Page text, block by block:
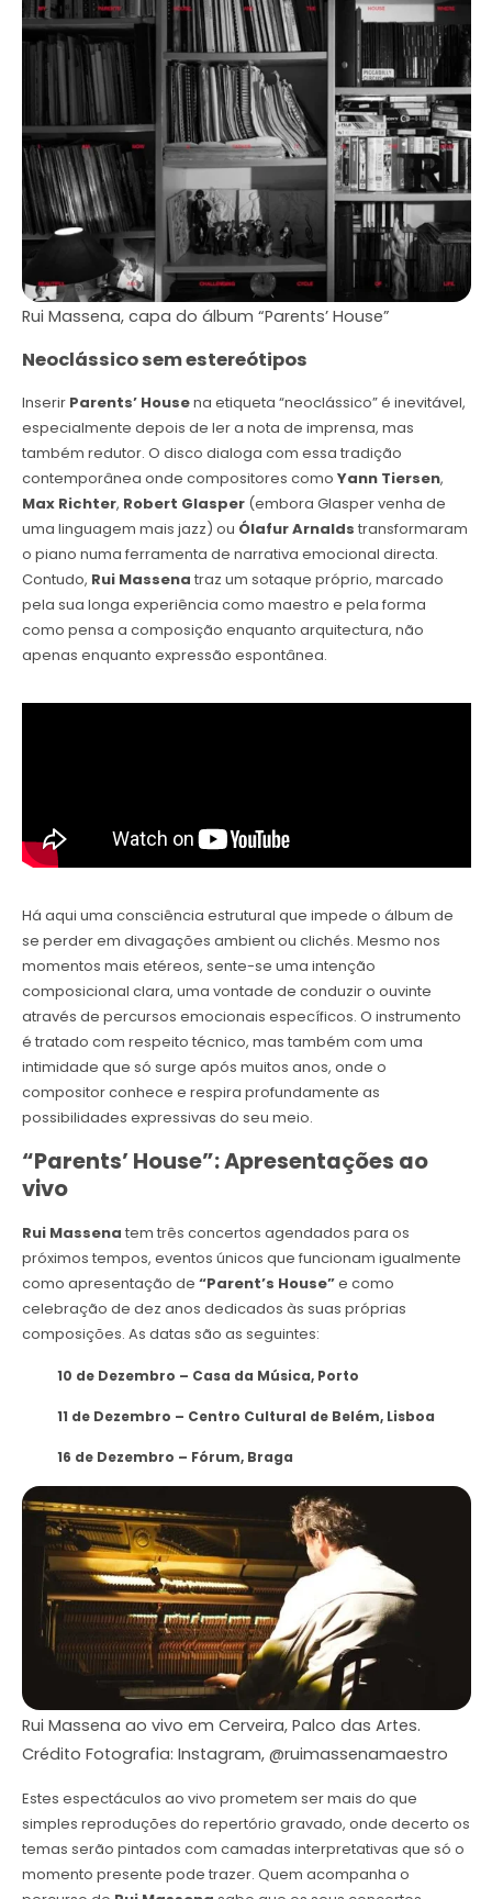
Rui Massena, capa do álbum “Parents’ House”
Neoclássico sem estereótipos
Inserir Parents’ Housena etiqueta “neoclássico” é inevitável,
especialmente depois de ler a nota de imprensa, mas
também redutor. O disco dialoga com essa tradição
contemporânea onde compositores como Yann Tiersen,
Max Richter, Robert Glasper(embora Glasper venha de
uma linguagem mais jazz) ou Ólafur Arnalds transformaram
o piano numa ferramenta de narrativa emocional directa.
Contudo, Rui Massena traz um sotaque próprio, marcado
pela sua longa experiência como maestro e pela forma
como pensa a composição enquanto arquitectura, não
apenas enquanto expressão espontânea.
Há aqui uma consciência estrutural que impede o álbum de
se perder em divagações ambient ou clichés. Mesmo nos
momentos mais etéreos, sente-se uma intenção
composicional clara, uma vontade de conduzir o ouvinte
através de percursos emocionais específicos. O instrumento
é tratado com respeito técnico, mas também com uma
intimidade que só surge após muitos anos, onde o
compositor conhece e respira profundamente as
possibilidades expressivas do seu meio.
“Parents’ House”: Apresentações ao
vivo
Rui Massena tem três concertos agendados para os
próximos tempos, eventos únicos que funcionam igualmente
como apresentação de “Parent’s House”e como
celebração de dez anos dedicados às suas próprias
composições. As datas são as seguintes:
10 de Dezembro – Casa da Música, Porto
11 de Dezembro – Centro Cultural de Belém, Lisboa
16 de Dezembro – Fórum, Braga
Rui Massena ao vivo em Cerveira, Palco das Artes.
Crédito Fotografia: Instagram, @ruimassenamaestro
Estes espectáculos ao vivo prometem ser mais do que
simples reproduções do repertório gravado, onde decerto os
temas serão pintados com camadas interpretativas que só o
momento presente pode trazer. Quem acompanha o